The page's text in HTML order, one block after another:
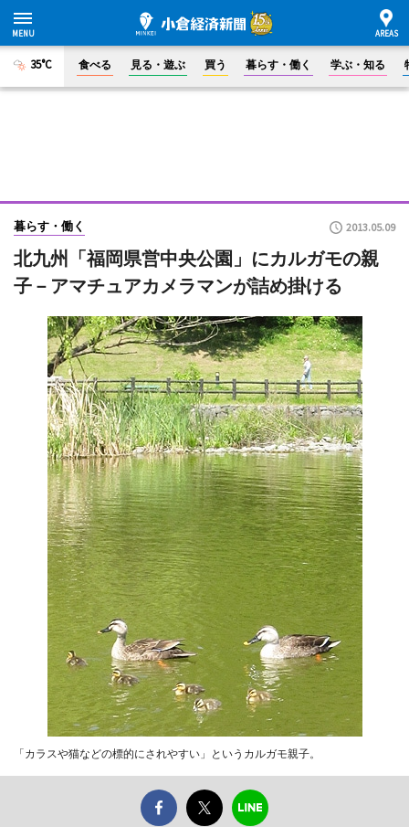
35°C 食べる 見る・遊ぶ 買う 暮らす・働く 学ぶ・知る
暮らす・働く 2013.05.09
北九州「福岡県営中央公園」にカルガモの親
子－アマチュアカメラマンが詰め掛ける
「カラスや猫などの標的にされやすい」というカルガモ親子。